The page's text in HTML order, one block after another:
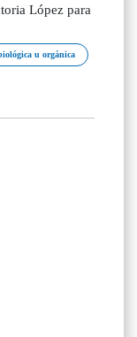
López para
u orgánica